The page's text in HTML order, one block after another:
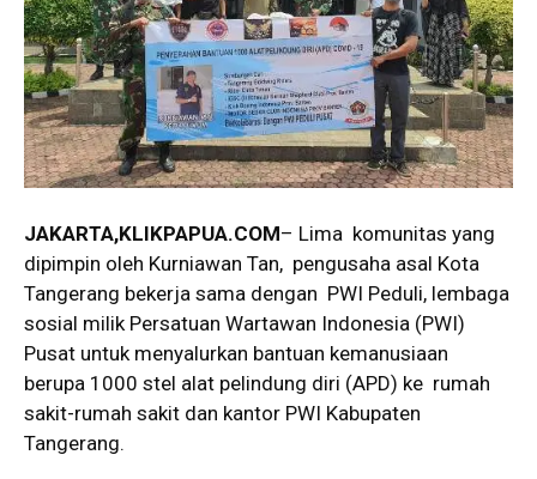
JAKARTA,KLIKPAPUA.COM– Lima komunitas yang
dipimpin oleh Kurniawan Tan, pengusaha asal Kota
Tangerang bekerja sama dengan PWI Peduli, lembaga
sosial milik Persatuan Wartawan Indonesia (PWI)
Pusat untuk menyalurkan bantuan kemanusiaan
berupa 1000 stel alat pelindung diri (APD) ke rumah
sakit-rumah sakit dan kantor PWI Kabupaten
Tangerang.